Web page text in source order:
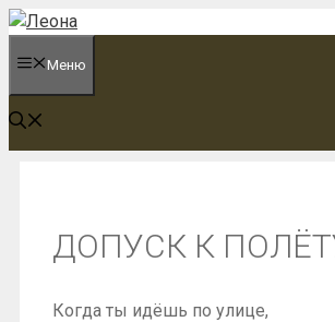
Перейти
содержимому
Меню
ДОПУСК К
Когда ты идёшь по улице,